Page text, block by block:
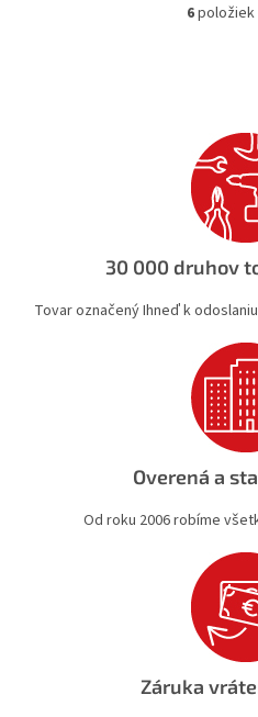
O
c
i
e
p
r
k
v
p
i
s
u
6položiek
30 000 druhov
Tovar označený Ihneď k
Overená a
Od roku 2006 robíme
Záruka